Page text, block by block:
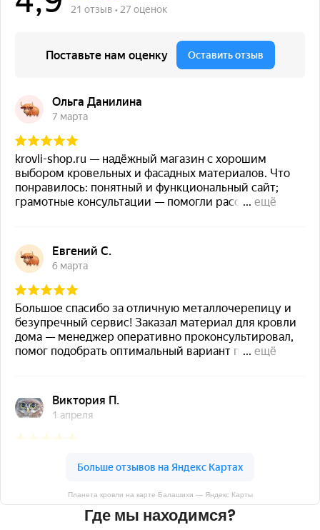
Планета кровли на карте Балашихи — Яндекс Карты
Где мы находимся?